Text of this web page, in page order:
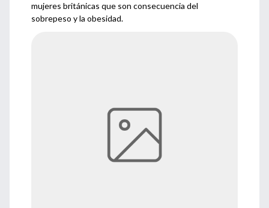
mujeres británicas que son consecuencia del
sobrepeso y la obesidad.